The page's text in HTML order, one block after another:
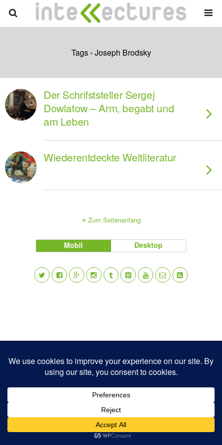
Tags › Joseph Brodsky
Der Schrifststeller Sergej
Dowlatow – Arm, begabt und
am Leben
Wiederentdeckte Weltliteratur
Zum Seitenanfang
Mobil Desktop